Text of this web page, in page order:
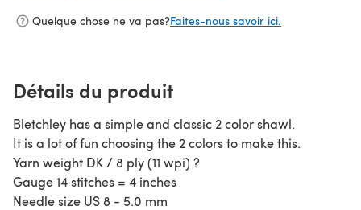
Quelque chose ne va pas?Faites-nous savoir ici.
Détails du produit
Bletchley has a simple and classic 2 color shawl.
It is a lot of fun choosing the 2 colors to make this.
Yarn weight DK / 8 ply (11 wpi) ?
Gauge 14 stitches = 4 inches
Needle size US 8 - 5.0 mm